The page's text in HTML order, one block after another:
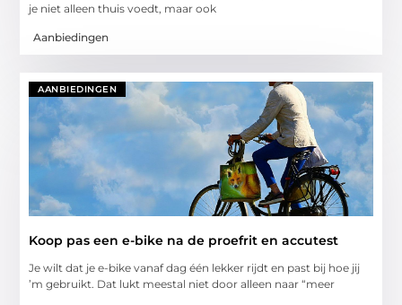
je niet alleen thuis voedt, maar ook
Aanbiedingen
AANBIEDINGEN
Koop pas een e-bike na de proefrit en accutest
Je wilt dat je e-bike vanaf dag één lekker rijdt en past bij hoe jij
’m gebruikt. Dat lukt meestal niet door alleen naar “meer